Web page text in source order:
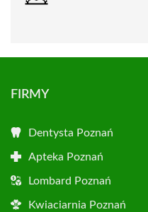
FIRMY
Dentysta Poznań
Apteka Poznań
Lombard Poznań
Kwiaciarnia Poznań